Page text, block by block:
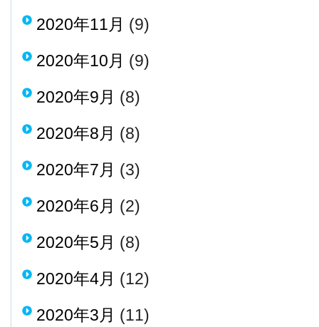
2020年11月 (9)
2020年10月 (9)
2020年9月 (8)
2020年8月 (8)
2020年7月 (3)
2020年6月 (2)
2020年5月 (8)
2020年4月 (12)
2020年3月 (11)